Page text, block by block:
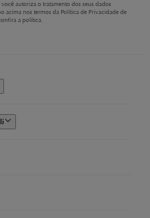
autoriza o tratamento dos seus dados
acima nos termos da Política de Privacidade de
a política.